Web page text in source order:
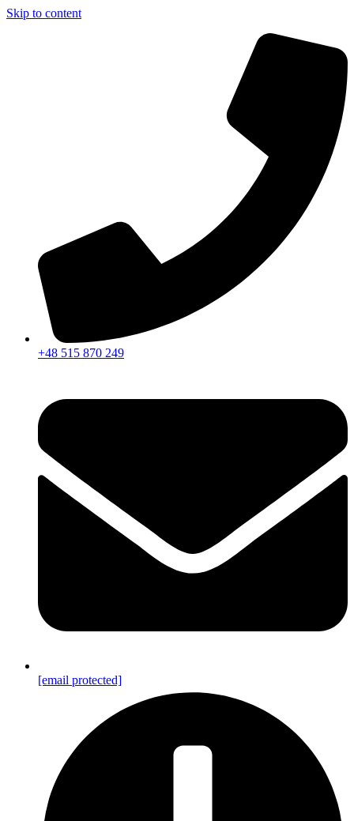
Skip to content
+48 515 870 249
[email protected]